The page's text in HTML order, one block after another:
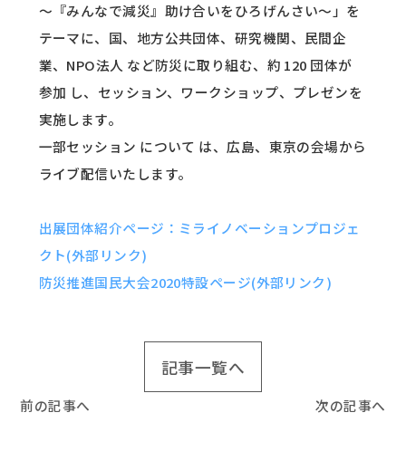
～『みんなで減災』助け合いをひろげんさい～」を
テーマに、国、地方公共団体、研究機関、民間企
業、NPO法人 など防災に取り組む、約 120 団体が
参加 し、セッション、ワークショップ、プレゼンを
実施します。
一部セッション について は、広島、東京の会場から
ライブ配信いたします。
出展団体紹介ページ：ミライノベーションプロジェ
クト(外部リンク)
防災推進国民大会2020特設ページ(外部リンク)
記事一覧へ
前の記事へ 次の記事へ